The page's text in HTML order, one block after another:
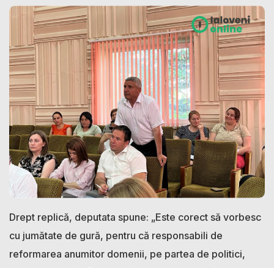
Drept replică, deputata spune: „Este corect să vorbesc
cu jumătate de gură, pentru că responsabili de
reformarea anumitor domenii, pe partea de politici,